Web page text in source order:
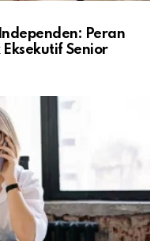
Peran
Senior